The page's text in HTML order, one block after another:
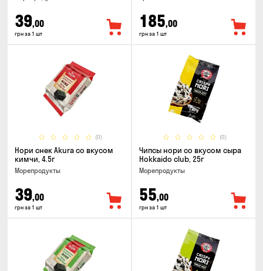
39,00
грн за 1 шт
185,00
грн за 1 шт
(0)
Нори снек Akura со вкусом
кимчи, 4.5г
Морепродукты
39,00
грн за 1 шт
(0)
Чипсы нори со вкусом сыра
Hokkaido club, 25г
Морепродукты
55,00
грн за 1 шт